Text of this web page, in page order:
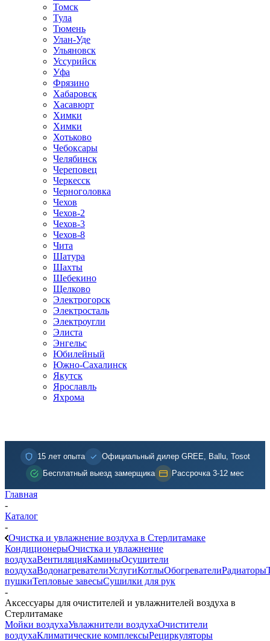
Томск
Тула
Тюмень
Улан-Уде
Ульяновск
Уссурийск
Уфа
Фрязино
Хабаровск
Хасавюрт
Химки
Химки
Хотьково
Чебоксары
Челябинск
Череповец
Черкесск
Черноголовка
Чехов
Чехов-2
Чехов-3
Чехов-8
Чита
Шатура
Шахты
Шебекино
Щелково
Электрогорск
Электросталь
Электроугли
Элиста
Энгельс
Юбилейный
Южно-Сахалинск
Якутск
Ярославль
Яхрома
15 лет опыта
Официальный дилер GREE, Ballu, Tosot
Бесплатный выезд замерщика
Рассрочка 3-12 мес
Главная
-
Каталог
-
Очистка и увлажнение воздуха в Стерлитамаке
КондиционерыОчистка и увлажнение
воздухаВентиляцияКаминыОсушители
воздухаВодонагревателиУслугиКотлыОбогревателиРадиаторы
пушкиТепловые завесыСушилки для рук
-
Аксессуары для очистителей и увлажнителей воздуха в
Стерлитамаке
Мойки воздухаУвлажнители воздухаОчистители
воздухаКлиматические комплексыРециркуляторы